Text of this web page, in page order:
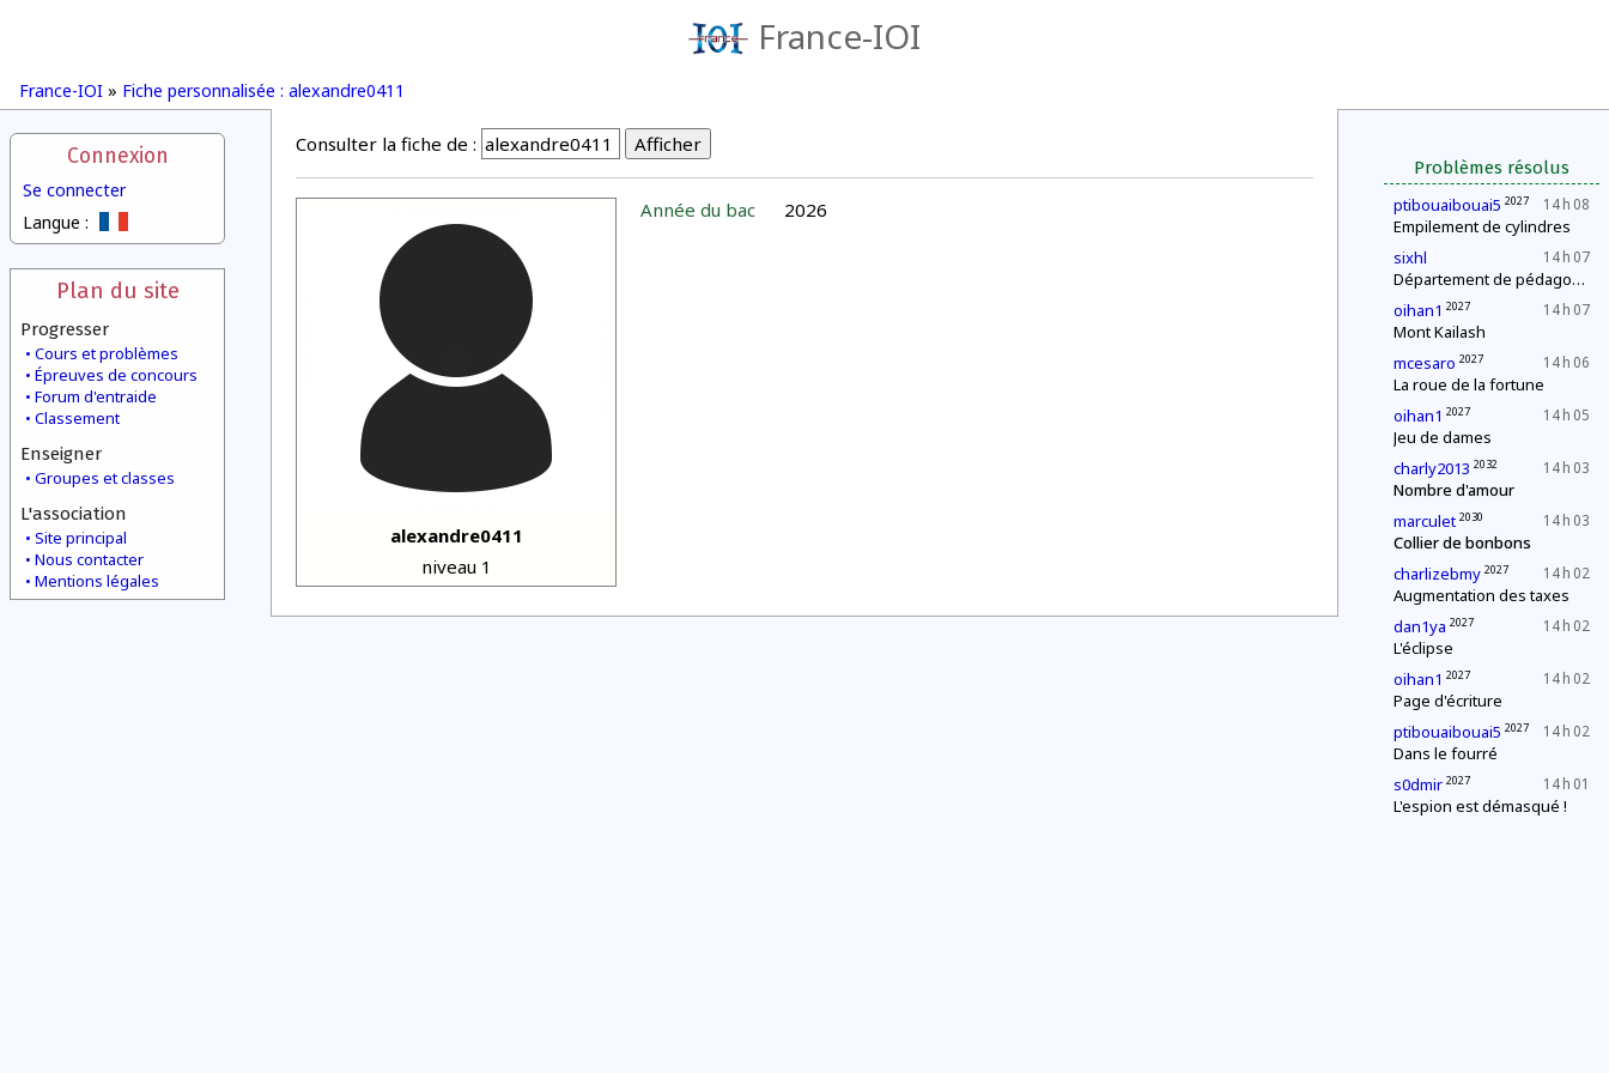
France-IOI
France-IOI » Fiche personnalisée : alexandre0411
Connexion
Se connecter
Langue :
Plan du site
Progresser
Cours et problèmes
Épreuves de concours
Forum d'entraide
Classement
Enseigner
Groupes et classes
L'association
Site principal
Nous contacter
Mentions légales
Problèmes résolus
14 h 08
ptibouaibouai5 2027
Empilement de cylindres
14 h 07
sixhl
Département de pédagogie : le « c'est plus, c'est moins »
14 h 07
oihan1 2027
Mont Kailash
14 h 06
mcesaro 2027
La roue de la fortune
14 h 05
oihan1 2027
Jeu de dames
14 h 03
charly2013 2032
Nombre d'amour
14 h 03
marculet 2030
Collier de bonbons
14 h 02
charlizebmy 2027
Augmentation des taxes
14 h 02
dan1ya 2027
L'éclipse
14 h 02
oihan1 2027
Page d'écriture
14 h 02
ptibouaibouai5 2027
Dans le fourré
14 h 01
s0dmir 2027
L'espion est démasqué !
Consulter la fiche de :
alexandre0411
niveau 1
Année du bac 2026